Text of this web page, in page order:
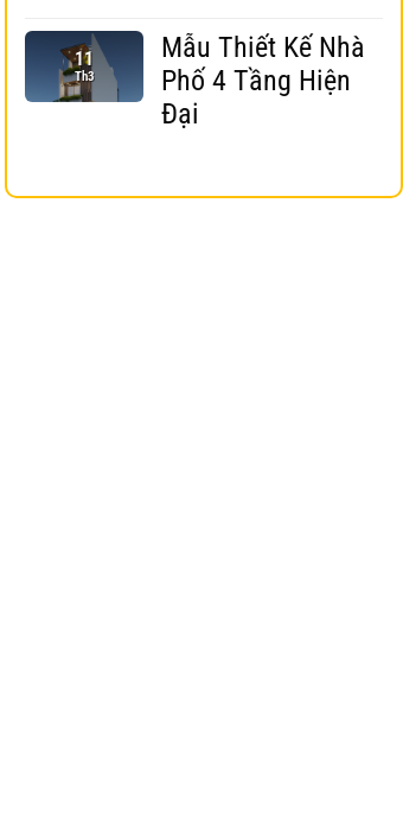
11
Th3
Mẫu Thiết Kế Nhà
Phố 4 Tầng Hiện
Đại